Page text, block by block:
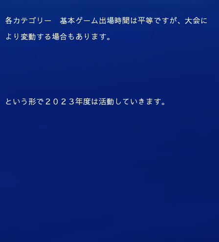
各カテゴリー 基本ゲーム出場時間は平等ですが、大会に
より変動する場合もあります。
という形で２０２３年度は活動していきます。